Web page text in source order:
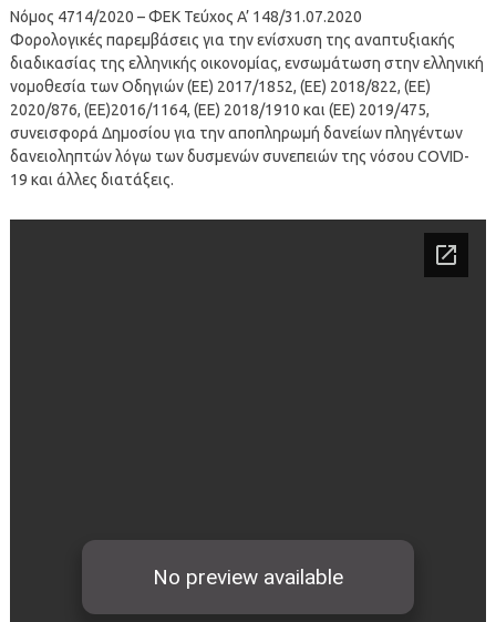
Νόμος 4714/2020 – ΦΕΚ Τεύχος A’ 148/31.07.2020
Φορολογικές παρεμβάσεις για την ενίσχυση της αναπτυξιακής
διαδικασίας της ελληνικής οικονομίας, ενσωμάτωση στην ελληνική
νομοθεσία των Οδηγιών (ΕΕ) 2017/1852, (ΕΕ) 2018/822, (ΕΕ)
2020/876, (ΕΕ)2016/1164, (ΕΕ) 2018/1910 και (ΕΕ) 2019/475,
συνεισφορά Δημοσίου για την αποπληρωμή δανείων πληγέντων
δανειοληπτών λόγω των δυσμενών συνεπειών της νόσου COVID-
19 και άλλες διατάξεις.